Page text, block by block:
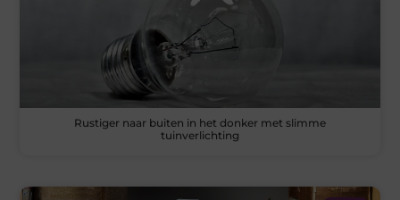
Rustiger naar buiten in het donker met slimme
tuinverlichting